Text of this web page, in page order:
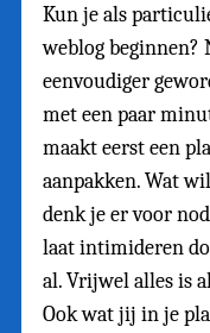
Kun je als
weblog beginnen?
eenvoudiger
met een paar
maakt eerst een
aanpakken. Wat
denk je er voor
laat intimideren
al. Vrijwel alles is
Ook wat jij in je